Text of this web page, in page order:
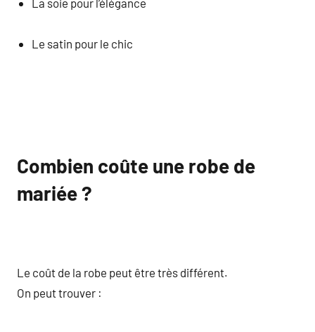
Le satin pour le chic
Combien coûte une robe de
mariée ?
Le coût de la robe peut être très différent.
On peut trouver :